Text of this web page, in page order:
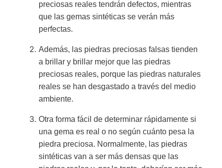
preciosas reales tendrán defectos, mientras
que las gemas sintéticas se verán más
perfectas.
Además, las piedras preciosas falsas tienden
a brillar y brillar mejor que las piedras
preciosas reales, porque las piedras naturales
reales se han desgastado a través del medio
ambiente.
Otra forma fácil de determinar rápidamente si
una gema es real o no según cuánto pesa la
piedra preciosa. Normalmente, las piedras
sintéticas van a ser más densas que las